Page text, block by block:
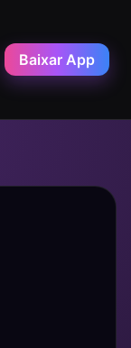
Baixar App